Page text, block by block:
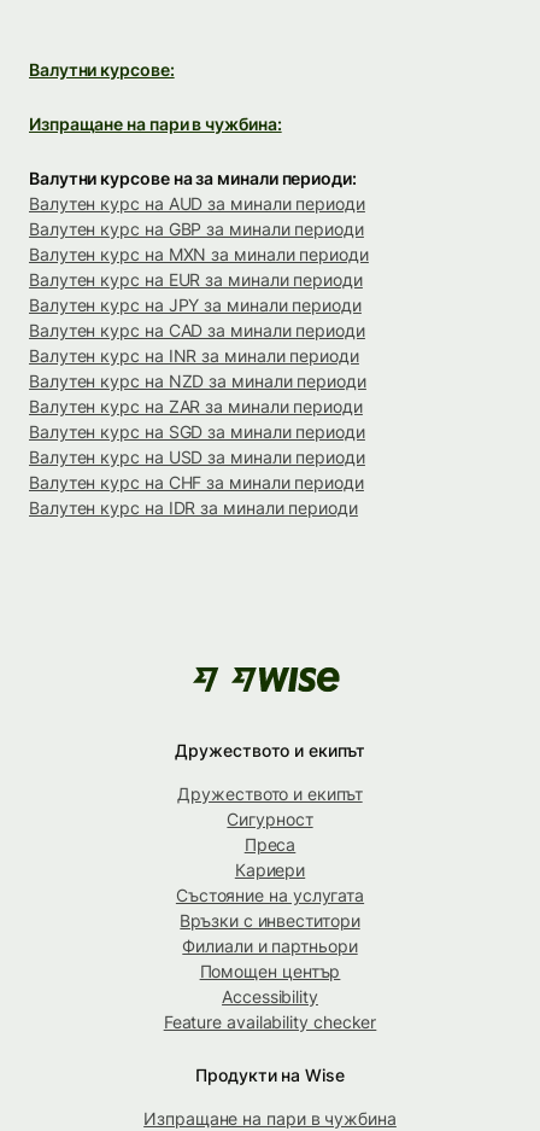
Валутни курсове:
Изпращане на пари в чужбина:
Валутни курсове на за минали периоди:
Валутен курс на AUD за минали периоди
Валутен курс на GBP за минали периоди
Валутен курс на MXN за минали периоди
Валутен курс на EUR за минали периоди
Валутен курс на JPY за минали периоди
Валутен курс на CAD за минали периоди
Валутен курс на INR за минали периоди
Валутен курс на NZD за минали периоди
Валутен курс на ZAR за минали периоди
Валутен курс на SGD за минали периоди
Валутен курс на USD за минали периоди
Валутен курс на CHF за минали периоди
Валутен курс на IDR за минали периоди
Дружеството и екипът
Дружеството и екипът
Сигурност
Преса
Кариери
Състояние на услугата
Връзки с инвеститори
Филиали и партньори
Помощен център
Accessibility
Feature availability checker
Продукти на Wise
Изпращане на пари в чужбина